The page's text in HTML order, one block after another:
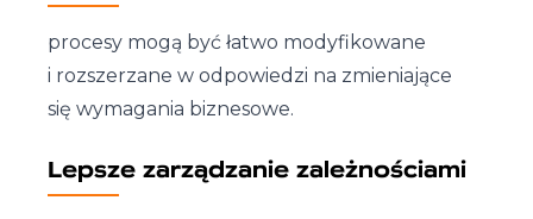
procesy mogą być łatwo modyfikowane
i rozszerzane w odpowiedzi na zmieniające
się wymagania biznesowe.
Lepsze zarządzanie zależnościami